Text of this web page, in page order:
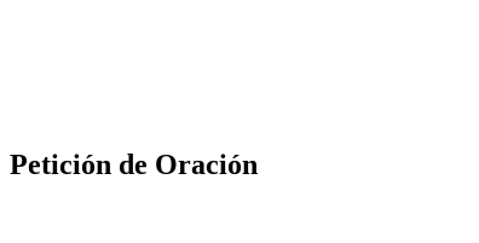
Petición de Oración